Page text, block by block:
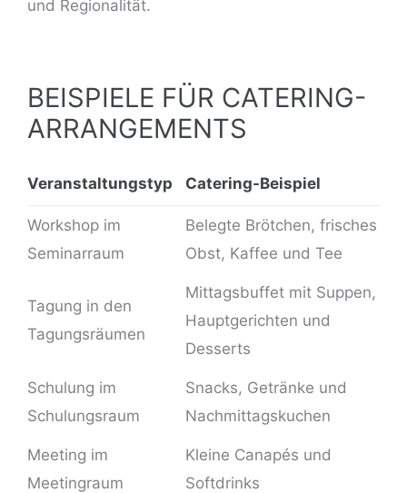
und Regionalität.
BEISPIELE FÜR CATERING-
ARRANGEMENTS
Veranstaltungstyp Catering-Beispiel
Workshop im
Seminarraum
Belegte Brötchen, frisches
Obst, Kaffee und Tee
Tagung in den
Tagungsräumen
Mittagsbuffetmit Suppen,
Hauptgerichten und
Desserts
Schulung im
Schulungsraum
Snacks, Getränke und
Nachmittagskuchen
Meeting im
Meetingraum
Kleine Canapés und
Softdrinks